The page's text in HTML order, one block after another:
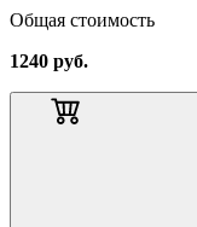
Общая стоимость
1240 руб.